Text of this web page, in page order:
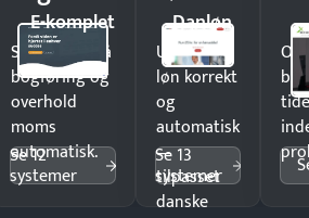
E-komplet
Spar timer på
bogføring og
overhold
moms
automatisk.
Se 12
systemer
Danløn
Udbetal
løn korrekt
og
automatisk
—
tilpasset
danske
Se 13
systemer